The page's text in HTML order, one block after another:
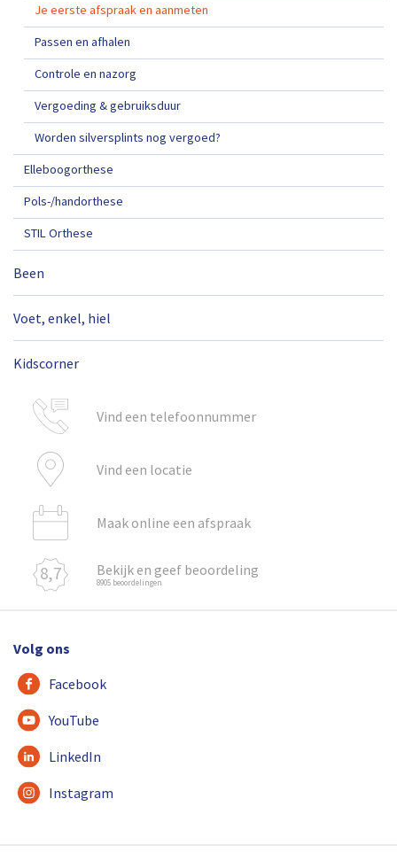
Je eerste afspraak en aanmeten
Passen en afhalen
Controle en nazorg
Vergoeding & gebruiksduur
Worden silversplints nog vergoed?
Elleboogorthese
Pols-/handorthese
STIL Orthese
Been
Voet, enkel, hiel
Kidscorner
Vind een telefoonnummer
Vind een locatie
Maak online een afspraak
8,7 Bekijk en geef beoordeling
8905 beoordelingen
Volg ons
Facebook
YouTube
LinkedIn
Instagram